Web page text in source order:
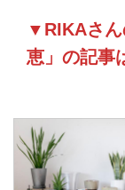
▼RIKAさん
恵」の記事